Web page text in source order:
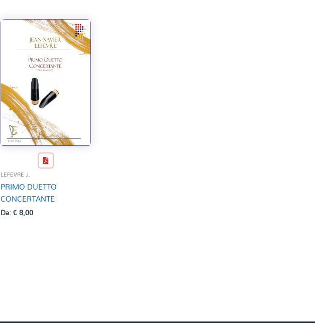
LEFEVRE J.
PRIMO DUETTO
CONCERTANTE
Da:€8,00